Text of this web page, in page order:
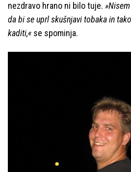
nezdravo hrano ni bilo tuje.
da bi se uprl skušnjavi tobaka in
kaditi,« se spominja.